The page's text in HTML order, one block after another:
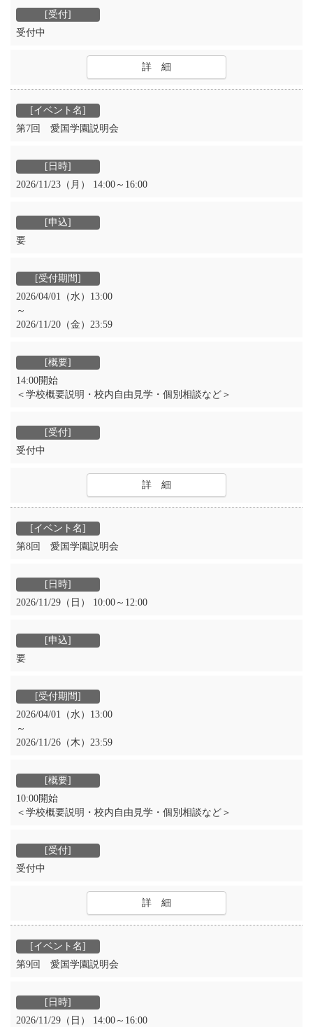
受付中
詳 細
第7回 愛国学園説明会
2026/11/23（月） 14:00～16:00
要
2026/04/01（水）13:00
～
2026/11/20（金）23:59
14:00開始
＜学校概要説明・校内自由見学・個別相談など＞
受付中
詳 細
第8回 愛国学園説明会
2026/11/29（日） 10:00～12:00
要
2026/04/01（水）13:00
～
2026/11/26（木）23:59
10:00開始
＜学校概要説明・校内自由見学・個別相談など＞
受付中
詳 細
第9回 愛国学園説明会
2026/11/29（日） 14:00～16:00